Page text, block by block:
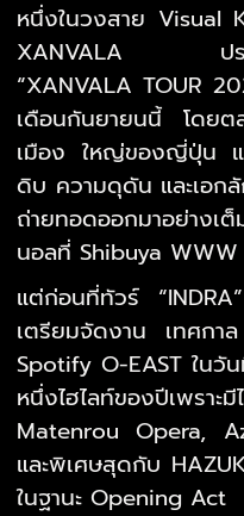
หนึ่งในวงสาย Visual
XANVALA ประก
“XANVALA TOUR
เดือนกันยายนนี้ โดย
เมือง ใหญ่ของญี่ปุ่น
ดิบ ความดุดัน และเอ
ถ่ายทอดออกมาอย่างเ
นอลที่ Shibuya
แต่ก่อนที่ทัวร์
เตรียมจัดงาน เทศก
Spotify O-EAST ในวั
หนึ่งไฮไลท์ของปีเพ
Matenrou Opera,
และพิเศษสุดกับ
ในฐานะ Opening Act